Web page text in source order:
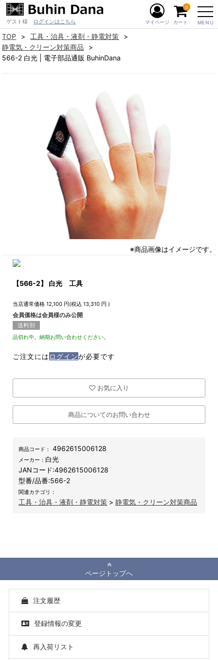
ゲスト様 ログインはこちら MENU
マイページ カート
0
TOP
工具・治具・液剤・静電対策
静電気・クリーン対策商品
566-2 白光 | 電子部品通販 BuhinDana
※商品画像はイメージです。
【566-2】 白光 工具
当店通常価格 12,100 円(税込13,310 円 )
会員価格は会員様のみ公開
送料別
品切れ中。納期お問い合わせください。
ご注文には ログインが必要です
お気に入り
商品についてのお問い合わせ
商品コード： 4962615006128
メーカー： 白光
JANコード:4962615006128
型番/品番:566-2
関連カテゴリ：
工具・治具・液剤・静電対策 >静電気・クリーン対策商品
ページトップへ
注文履歴
登録情報の変更
再入荷リスト